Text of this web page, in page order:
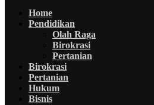
Home
Pendidikan
Olah Raga
Birokrasi
Pertanian
Birokrasi
Pertanian
Hukum
Bisnis